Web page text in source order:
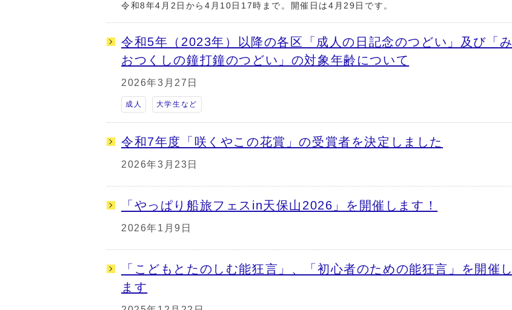
令和8年4月2日から4月10日17時まで。開催日は4月29日です。
令和5年（2023年）以降の各区「成人の日記念のつどい」及び「み
おつくしの鐘打鐘のつどい」の対象年齢について
2026年3月27日
成人 大学生など
令和7年度「咲くやこの花賞」の受賞者を決定しました
2026年3月23日
「やっぱり船旅フェスin天保山2026」を開催します！
2026年1月9日
「こどもとたのしむ能狂言」、「初心者のための能狂言」を開催し
ます